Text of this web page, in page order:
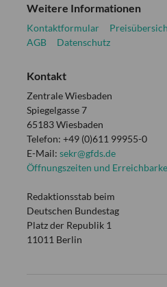
Weitere Informationen
Kontaktformular
AGB
Datenschutz
Kontakt
Zentrale Wiesbaden
Spiegelgasse 7
65183 Wiesbaden
Telefon: +49 (0)611 99955-0
E-Mail: sekr@gfds.de
Öffnungszeiten und
Redaktionsstab beim
Deutschen Bundestag
Platz der Republik 1
11011 Berlin